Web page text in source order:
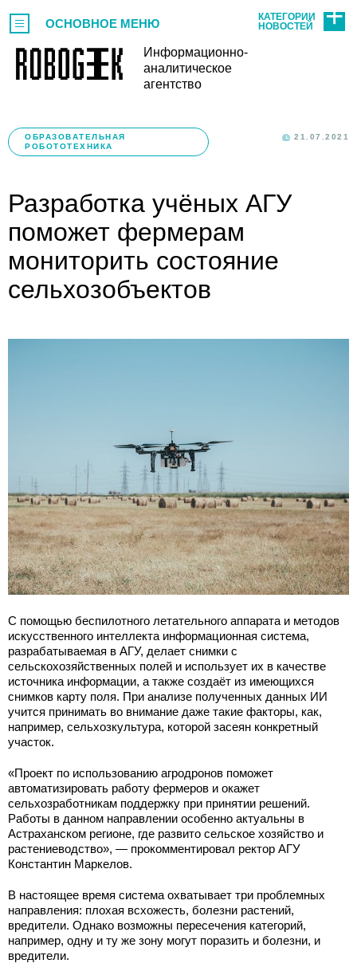
Информационно-
аналитическое
агентство
ОСНОВНОЕ МЕНЮ
КАТЕГОРИИ
НОВОСТЕЙ
ОБРАЗОВАТЕЛЬНАЯ
РОБОТОТЕХНИКА
21.07.2021
Разработка учёных АГУ
поможет фермерам
мониторить состояние
сельхозобъектов
С помощью беспилотного летательного аппарата и методов
искусственного интеллекта информационная система,
разрабатываемая в АГУ, делает снимки с
сельскохозяйственных полей и использует их в качестве
источника информации, а также создаёт из имеющихся
снимков карту поля. При анализе полученных данных ИИ
учится принимать во внимание даже такие факторы, как,
например, сельхозкультура, которой засеян конкретный
участок.
«Проект по использованию агродронов поможет
автоматизировать работу фермеров и окажет
сельхозработникам поддержку при принятии решений.
Работы в данном направлении особенно актуальны в
Астраханском регионе, где развито сельское хозяйство и
растениеводство», — прокомментировал ректор АГУ
Константин Маркелов.
В настоящее время система охватывает три проблемных
направления: плохая всхожесть, болезни растений,
вредители. Однако возможны пересечения категорий,
например, одну и ту же зону могут поразить и болезни, и
вредители.